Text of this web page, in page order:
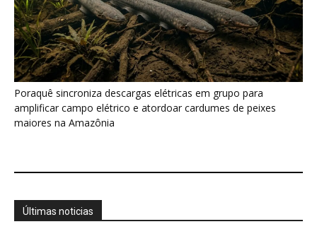
Poraquê sincroniza descargas elétricas em grupo para
amplificar campo elétrico e atordoar cardumes de peixes
maiores na Amazônia
Últimas noticias